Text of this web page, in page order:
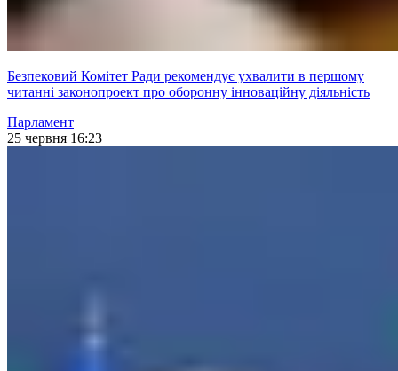
Безпековий Комітет Ради рекомендує ухвалити в першому
читанні законопроект про оборонну інноваційну діяльність
Парламент
25 червня 16:23